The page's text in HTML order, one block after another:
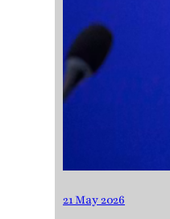
21 May 2026